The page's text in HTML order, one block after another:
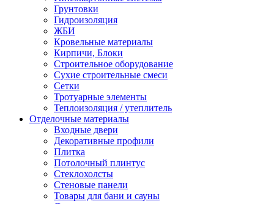
Грунтовки
Гидроизоляция
ЖБИ
Кровельные материалы
Кирпичи, Блоки
Строительное оборудование
Сухие строительные смеси
Сетки
Тротуарные элементы
Теплоизоляция / утеплитель
Отделочные материалы
Входные двери
Декоративные профили
Плитка
Потолочный плинтус
Стеклохолсты
Стеновые панели
Товары для бани и сауны